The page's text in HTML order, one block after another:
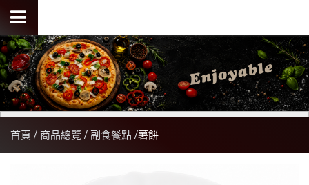
首頁 商品總覽 副食餐點 薯餅